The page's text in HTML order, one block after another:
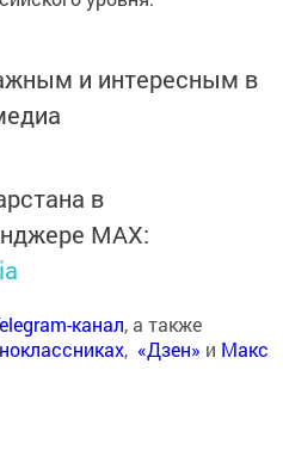
и интересным в
в
MАХ:
канал, а также
, «Дзен» и Макс